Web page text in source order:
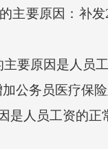
要原因：补发
要原因是人员工
务员医疗保险
人员工资的正